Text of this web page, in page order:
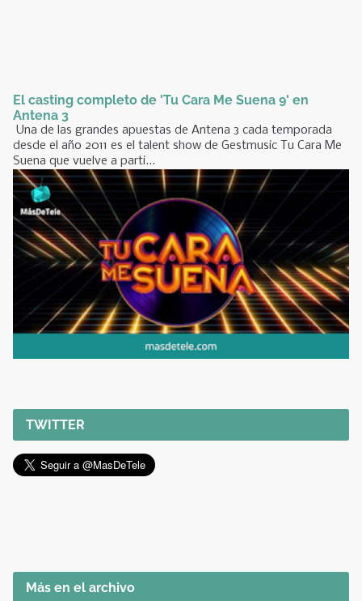
El casting completo de 'Tu Cara Me Suena 9' en
Antena 3
Una de las grandes apuestas de Antena 3 cada temporada
desde el año 2011 es el talent show de Gestmusic Tu Cara Me
Suena que vuelve a parti...
TWITTER
Más en el archivo